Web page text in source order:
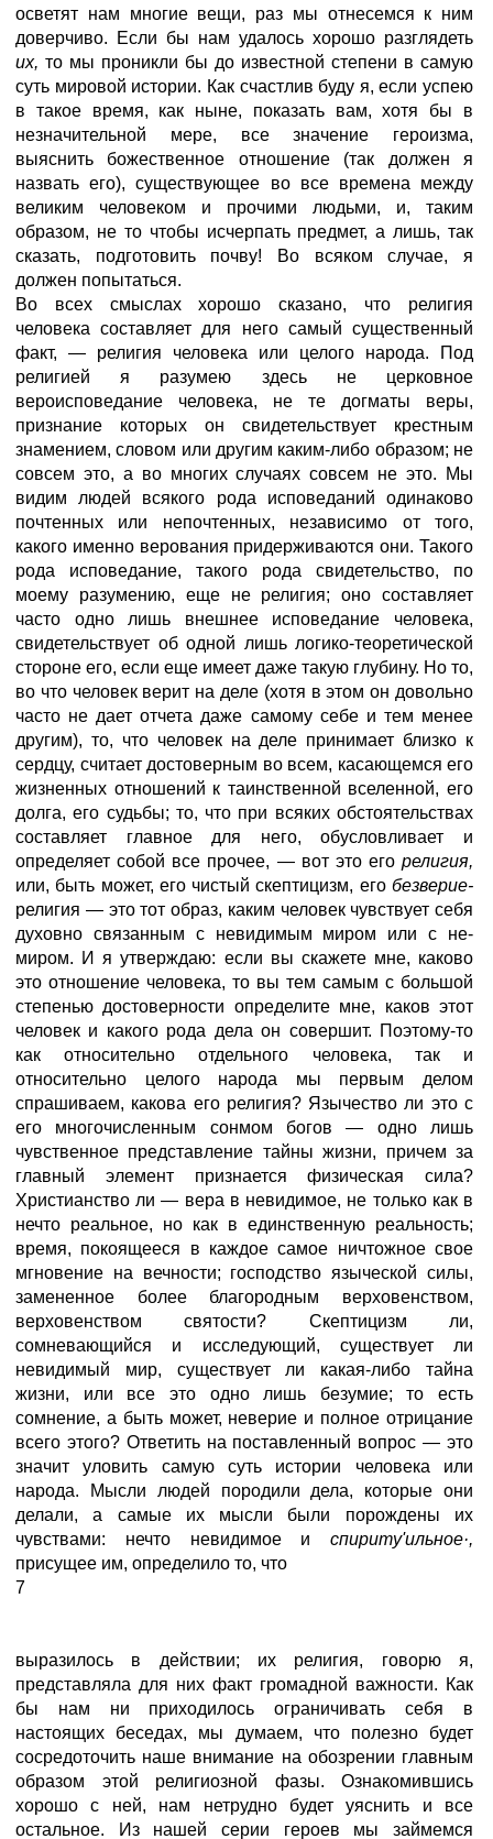
осветят нам многие вещи, раз мы отнесемся к ним
доверчиво. Если бы нам удалось хорошо разглядеть
их, то мы проникли бы до известной степени в самую
суть мировой истории. Как счастлив буду я, если успею
в такое время, как ныне, показать вам, хотя бы в
незначительной мере, все значение героизма,
выяснить божественное отношение (так должен я
назвать его), существующее во все времена между
великим человеком и прочими людьми, и, таким
образом, не то чтобы исчерпать предмет, а лишь, так
сказать, подготовить почву! Во всяком случае, я
должен попытаться.
Во всех смыслах хорошо сказано, что религия
человека составляет для него самый существенный
факт, — религия человека или целого народа. Под
религией я разумею здесь не церковное
вероисповедание человека, не те догматы веры,
признание которых он свидетельствует крестным
знамением, словом или другим каким-либо образом; не
совсем это, а во многих случаях совсем не это. Мы
видим людей всякого рода исповеданий одинаково
почтенных или непочтенных, независимо от того,
какого именно верования придерживаются они. Такого
рода исповедание, такого рода свидетельство, по
моему разумению, еще не религия; оно составляет
часто одно лишь внешнее исповедание человека,
свидетельствует об одной лишь логико-теоретической
стороне его, если еще имеет даже такую глубину. Но то,
во что человек верит на деле (хотя в этом он довольно
часто не дает отчета даже самому себе и тем менее
другим), то, что человек на деле принимает близко к
сердцу, считает достоверным во всем, касающемся его
жизненных отношений к таинственной вселенной, его
долга, его судьбы; то, что при всяких обстоятельствах
составляет главное для него, обусловливает и
определяет собой все прочее, — вот это его религия,
или, быть может, его чистый скептицизм, его безверие-
религия — это тот образ, каким человек чувствует себя
духовно связанным с невидимым миром или с не-
миром. И я утверждаю: если вы скажете мне, каково
это отношение человека, то вы тем самым с большой
степенью достоверности определите мне, каков этот
человек и какого рода дела он совершит. Поэтому-то
как относительно отдельного человека, так и
относительно целого народа мы первым делом
спрашиваем, какова его религия? Язычество ли это с
его многочисленным сонмом богов — одно лишь
чувственное представление тайны жизни, причем за
главный элемент признается физическая сила?
Христианство ли — вера в невидимое, не только как в
нечто реальное, но как в единственную реальность;
время, покоящееся в каждое самое ничтожное свое
мгновение на вечности; господство языческой силы,
замененное более благородным верховенством,
верховенством святости? Скептицизм ли,
сомневающийся и исследующий, существует ли
невидимый мир, существует ли какая-либо тайна
жизни, или все это одно лишь безумие; то есть
сомнение, а быть может, неверие и полное отрицание
всего этого? Ответить на поставленный вопрос — это
значит уловить самую суть истории человека или
народа. Мысли людей породили дела, которые они
делали, а самые их мысли были порождены их
чувствами: нечто невидимое и спириту'ильное·,
присущее им, определило то, что
7
выразилось в действии; их религия, говорю я,
представляла для них факт громадной важности. Как
бы нам ни приходилось ограничивать себя в
настоящих беседах, мы думаем, что полезно будет
сосредоточить наше внимание на обозрении главным
образом этой религиозной фазы. Ознакомившись
хорошо с ней, нам нетрудно будет уяснить и все
остальное. Из нашей серии героев мы займемся